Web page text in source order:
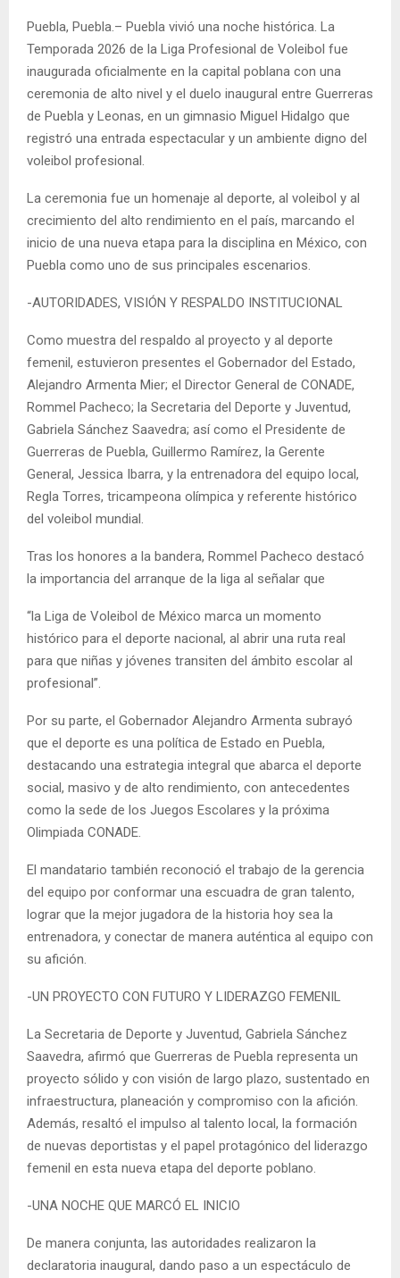
Puebla, Puebla.– Puebla vivió una noche histórica. La
Temporada 2026 de la Liga Profesional de Voleibol fue
inaugurada oficialmente en la capital poblana con una
ceremonia de alto nivel y el duelo inaugural entre Guerreras
de Puebla y Leonas, en un gimnasio Miguel Hidalgo que
registró una entrada espectacular y un ambiente digno del
voleibol profesional.
La ceremonia fue un homenaje al deporte, al voleibol y al
crecimiento del alto rendimiento en el país, marcando el
inicio de una nueva etapa para la disciplina en México, con
Puebla como uno de sus principales escenarios.
-AUTORIDADES, VISIÓN Y RESPALDO INSTITUCIONAL
Como muestra del respaldo al proyecto y al deporte
femenil, estuvieron presentes el Gobernador del Estado,
Alejandro Armenta Mier; el Director General de CONADE,
Rommel Pacheco; la Secretaria del Deporte y Juventud,
Gabriela Sánchez Saavedra; así como el Presidente de
Guerreras de Puebla, Guillermo Ramírez, la Gerente
General, Jessica Ibarra, y la entrenadora del equipo local,
Regla Torres, tricampeona olímpica y referente histórico
del voleibol mundial.
Tras los honores a la bandera, Rommel Pacheco destacó
la importancia del arranque de la liga al señalar que
“la Liga de Voleibol de México marca un momento
histórico para el deporte nacional, al abrir una ruta real
para que niñas y jóvenes transiten del ámbito escolar al
profesional”.
Por su parte, el Gobernador Alejandro Armenta subrayó
que el deporte es una política de Estado en Puebla,
destacando una estrategia integral que abarca el deporte
social, masivo y de alto rendimiento, con antecedentes
como la sede de los Juegos Escolares y la próxima
Olimpiada CONADE.
El mandatario también reconoció el trabajo de la gerencia
del equipo por conformar una escuadra de gran talento,
lograr que la mejor jugadora de la historia hoy sea la
entrenadora, y conectar de manera auténtica al equipo con
su afición.
-UN PROYECTO CON FUTURO Y LIDERAZGO FEMENIL
La Secretaria de Deporte y Juventud, Gabriela Sánchez
Saavedra, afirmó que Guerreras de Puebla representa un
proyecto sólido y con visión de largo plazo, sustentado en
infraestructura, planeación y compromiso con la afición.
Además, resaltó el impulso al talento local, la formación
de nuevas deportistas y el papel protagónico del liderazgo
femenil en esta nueva etapa del deporte poblano.
-UNA NOCHE QUE MARCÓ EL INICIO
De manera conjunta, las autoridades realizaron la
declaratoria inaugural, dando paso a un espectáculo de